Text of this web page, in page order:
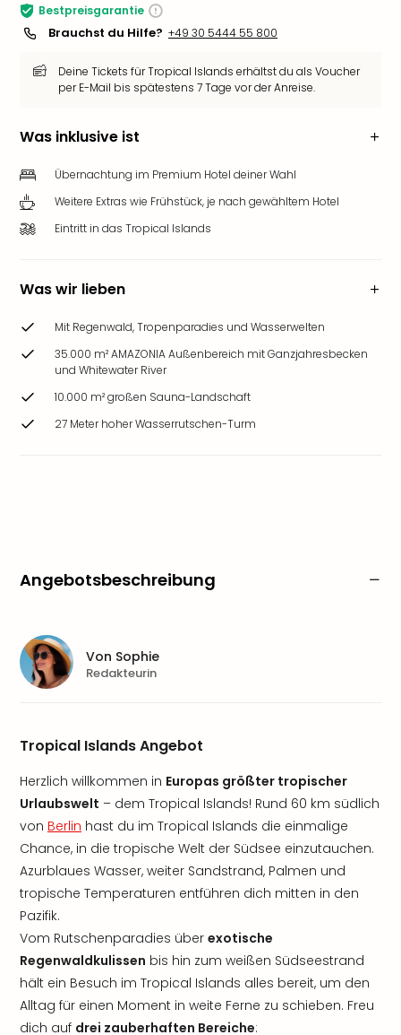
Bestpreisgarantie
Brauchst du Hilfe? +49 30 5444 55 800
Deine Tickets für Tropical Islands erhältst du als Voucher
per E-Mail bis spätestens 7 Tage vor der Anreise.
Was inklusive ist
Übernachtung im Premium Hotel deiner Wahl
Weitere Extras wie Frühstück, je nach gewähltem Hotel
Eintritt in das Tropical Islands
Was wir lieben
Mit Regenwald, Tropenparadies und Wasserwelten
35.000 m² AMAZONIA Außenbereich mit Ganzjahresbecken
und Whitewater River
10.000 m² großen Sauna-Landschaft
27 Meter hoher Wasserrutschen-Turm
Angebotsbeschreibung
Tropical Islands Angebot
Herzlich willkommen in Europas größter tropischer
Urlaubswelt – dem Tropical Islands! Rund 60 km südlich
von Berlin hast du im Tropical Islands die einmalige
Chance, in die tropische Welt der Südsee einzutauchen.
Azurblaues Wasser, weiter Sandstrand, Palmen und
tropische Temperaturen entführen dich mitten in den
Pazifik.
Vom Rutschenparadies über exotische
Regenwaldkulissen bis hin zum weißen Südseestrand
hält ein Besuch im Tropical Islands alles bereit, um den
Alltag für einen Moment in weite Ferne zu schieben. Freu
dich auf drei zauberhaften Bereiche:
Von Sophie
Redakteurin